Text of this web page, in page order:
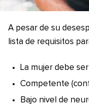
A pesar de su
lista de requisitos
La mujer debe
Competente
Bajo nivel de